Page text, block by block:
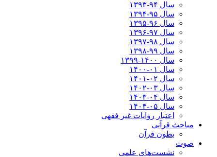
سال ۹۴-۱۳۹۳
سال ۹۵-۱۳۹۴
سال ۹۶-۱۳۹۵
سال ۹۷-۱۳۹۶
سال ۹۸-۱۳۹۷
سال ۹۹-۱۳۹۸‍
سال ۱۴۰۰-۱۳۹۹
سال ۰۱-۱۴۰۰
سال ۰۲-۱۴۰۱
سال ۰۳-۱۴۰۲
سال ۰۴-۱۴۰۳
سال ۰۵-۱۴۰۴
اعتبار روایات غیر فقهی
مباحث قرآنی
بطون قرآن
صوت
نشست‌های علمی